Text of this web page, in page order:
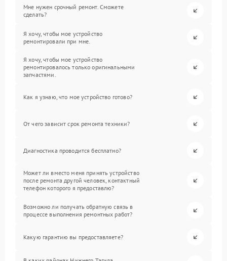
Мне нужен срочный ремонт. Сможете
сделать?
Я хочу, чтобы мое устройство
ремонтировали при мне.
Я хочу, чтобы мое устройство
ремонтировалось только оригинальными
запчастями.
Как я узнаю, что мое устройство готово?
От чего зависит срок ремонта техники?
Диагностика проводится бесплатно?
Может ли вместо меня принять устройство
после ремонта другой человек, контактный
телефон которого я предоставлю?
Возможно ли получать обратную связь в
процессе выполнения ремонтных работ?
Какую гарантию вы предоставляете?